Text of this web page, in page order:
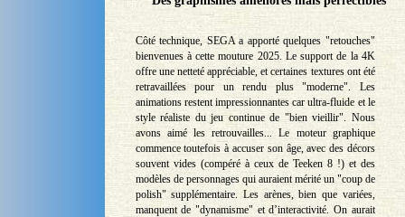
Côté technique, SEGA a apporté quelques "retouches"
bienvenues à cette mouture 2025. Le support de la 4K
offre une netteté appréciable, et certaines textures ont été
retravaillées pour un rendu plus "moderne". Les
animations restent impressionnantes car ultra-fluide et le
style réaliste du jeu continue de "bien vieillir". Nous
avons aimé les retrouvailles... Le moteur graphique
commence toutefois à accuser son âge, avec des décors
souvent vides (compéré à ceux de Teeken 8 !) et des
modèles de personnages qui auraient mérité un "coup de
polish" supplémentaire. Les arènes, bien que variées,
manquent de "dynamisme" et d’interactivité. On aurait